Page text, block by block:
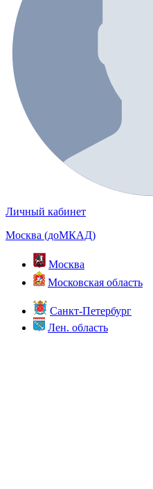
Личный кабинет
Москва (доМКАД)
Москва
Московская область
Санкт-Петербург
Лен. область